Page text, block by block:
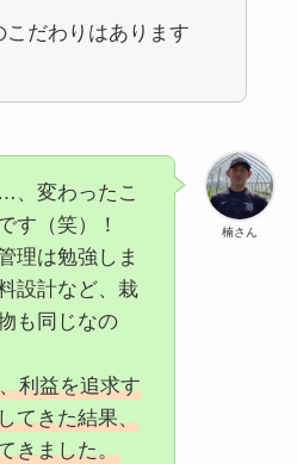
こだわりはあります
楠さん
、変わったこ
す（笑）！
理は勉強しま
設計など、栽
も同じなの
利益を追求す
てきた結果、
きました。